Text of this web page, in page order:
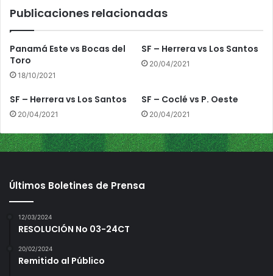
e
e
r
a
Publicaciones relacionadas
Panamá Este vs Bocas del
Toro
18/10/2021
SF – Herrera vs Los Santos
20/04/2021
SF – Herrera vs Los Santos
20/04/2021
SF – Coclé vs P. Oeste
20/04/2021
Últimos Boletines de Prensa
12/03/2024
RESOLUCIÓN No 03-24CT
20/02/2024
Remitido al Público